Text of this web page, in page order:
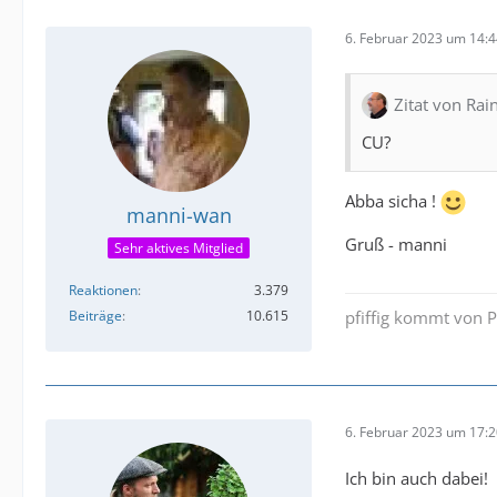
manni-wan
Sehr aktives Mitglied
Reaktionen
3.379
Beiträge
10.615
6. Februar 2023 um
Zitat von
CU?
Abba sicha !
Gruß - manni
pfiffig kommt von
6. Februar 2023 um
Ich bin auch dabei!